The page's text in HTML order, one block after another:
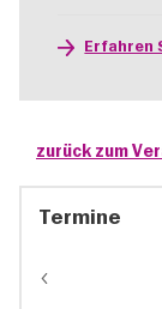
Erfahren
zurück zum
Termine